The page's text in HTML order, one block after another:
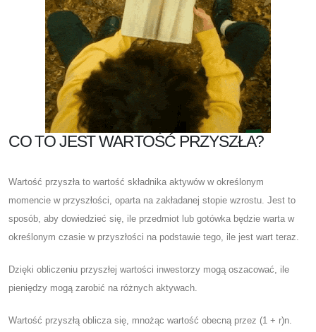
CO TO JEST WARTOŚĆ PRZYSZŁA?
Wartość przyszła to wartość składnika aktywów w określonym
momencie w przyszłości, oparta na zakładanej stopie wzrostu. Jest to
sposób, aby dowiedzieć się, ile przedmiot lub gotówka będzie warta w
określonym czasie w przyszłości na podstawie tego, ile jest wart teraz.
Dzięki obliczeniu przyszłej wartości inwestorzy mogą oszacować, ile
pieniędzy mogą zarobić na różnych aktywach.
Wartość przyszłą oblicza się, mnożąc wartość obecną przez (1 + r)n.